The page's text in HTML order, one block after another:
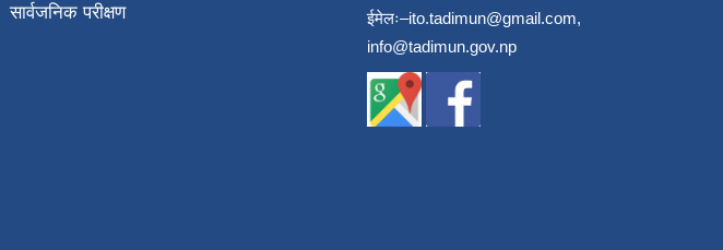
सार्वजनिक परीक्षण
ईमेलः–ito.tadimun@gmail.com,
info@tadimun.gov.np